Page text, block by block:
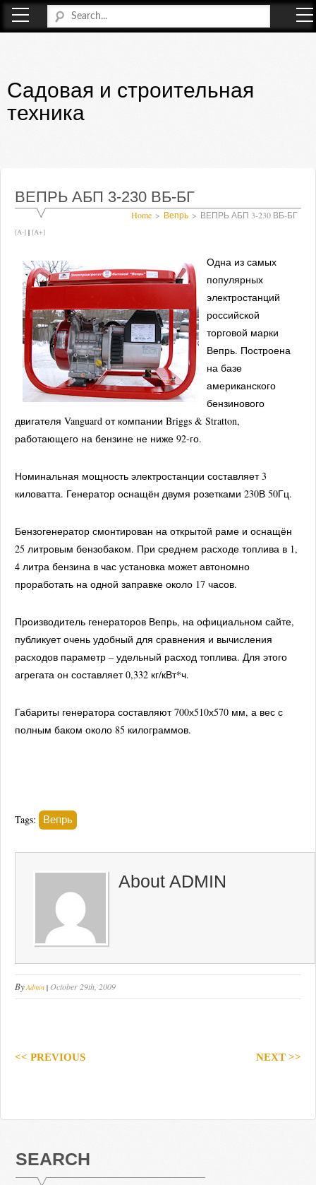
Садовая и строительная
техника
ВЕПРЬ АБП 3-230 ВБ-БГ
Home Вепрь ВЕПРЬ АБП 3-230 ВБ-БГ
[A-] | [A+]
Одна из самых
популярных
электростанций
российской
торговой марки
Вепрь. Построена
на базе
американского
бензинового
двигателя Vanguard от компании Briggs & Stratton,
работающего на бензине не ниже 92-го.
Номинальная мощность электростанции составляет 3
киловатта. Генератор оснащён двумя розетками 230В 50Гц.
Бензогенератор смонтирован на открытой раме и оснащён
25 литровым бензобаком. При среднем расходе топлива в 1,
4 литра бензина в час установка может автономно
проработать на одной заправке около 17 часов.
Производитель генераторов Вепрь, на официальном сайте,
публикует очень удобный для сравнения и вычисления
расходов параметр – удельный расход топлива. Для этого
агрегата он составляет 0,332 кг/кВт*ч.
Габариты генератора составляют 700х510х570 мм, а вес с
полным баком около 85 килограммов.
Tags: Вепрь
About ADMIN
ByAdmin | October 29th, 2009
<< PREVIOUS NEXT >>
SEARCH